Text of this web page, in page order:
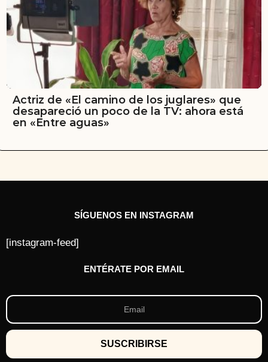
Actriz de «El camino de los juglares» que
desapareció un poco de la TV: ahora está
en «Entre aguas»
SÍGUENOS EN INSTAGRAM
[instagram-feed]
ENTÉRATE POR EMAIL